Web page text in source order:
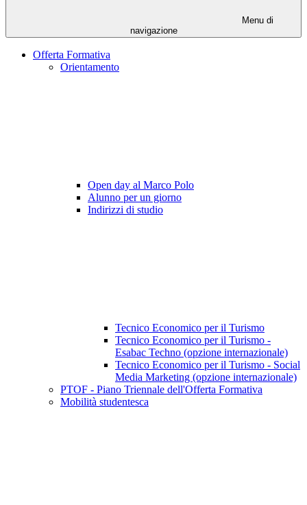
Menu di
navigazione
Offerta Formativa
Orientamento
Open day al Marco Polo
Alunno per un giorno
Indirizzi di studio
Tecnico Economico per il Turismo
Tecnico Economico per il Turismo -
Esabac Techno (opzione internazionale)
Tecnico Economico per il Turismo - Social
Media Marketing (opzione internazionale)
PTOF - Piano Triennale dell'Offerta Formativa
Mobilità studentesca